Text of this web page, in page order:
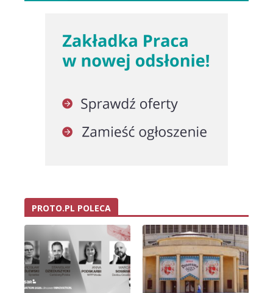
PROTO.PL POLECA